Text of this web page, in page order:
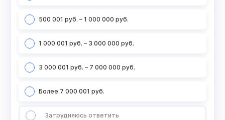
500 001 руб. – 1 000 000 руб.
1 000 001 руб. – 3 000 000 руб.
3 000 001 руб. – 7 000 000 руб.
Более 7 000 001 руб.
Затрудняюсь ответить